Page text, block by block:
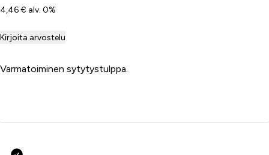
4,46 € alv. 0%
Kirjoita arvostelu
Varmatoiminen sytytystulppa.